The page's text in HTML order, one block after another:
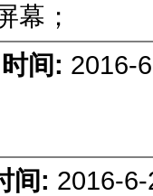
幕；
时间: 2016-
间: 2016-